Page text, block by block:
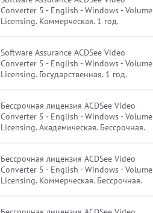
Converter 5 - English - Windows - Volume
Licensing. Коммерческая. 1 год.
Software Assurance ACDSee Video
Converter 5 - English - Windows - Volume
Licensing. Государственная. 1 год.
Бессрочная лицензия ACDSee Video
Converter 5 - English - Windows - Volume
Licensing. Академическая. Бессрочная.
Бессрочная лицензия ACDSee Video
Converter 5 - English - Windows - Volume
Licensing. Коммерческая. Бессрочная.